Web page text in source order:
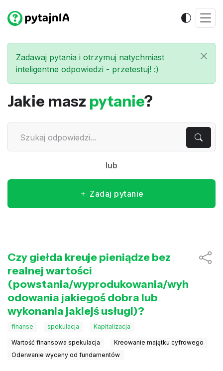
Zadawaj pytania i otrzymuj natychmiast
inteligentne odpowiedzi - przetestuj! :)
Jakie masz pytanie?
lub
Zadaj pytanie
Czy giełda kreuje pieniądze bez
realnej wartości
(powstania/wyprodukowania/wyh
odowania jakiegoś dobra lub
wykonania jakiejś usługi)?
finanse spekulacja Kapitalizacja
Wartość finansowa spekulacja
Kreowanie majątku cyfrowego
Oderwanie wyceny od fundamentów